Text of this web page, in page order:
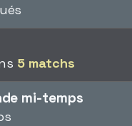
5 matchs
mi-temps